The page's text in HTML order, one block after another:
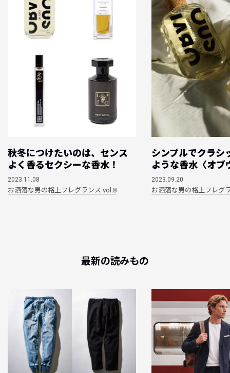
秋冬につけたいのは、センス
よく香るセクシーな香水！
2023.11.08
お洒落な男の格上フレグランス vol.8
シンプルでクラシ
ような香水〈オブ
2023.09.20
お洒落な男の格上フレグ
最新の読みもの